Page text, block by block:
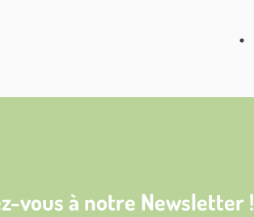
vous à notre Newsletter !